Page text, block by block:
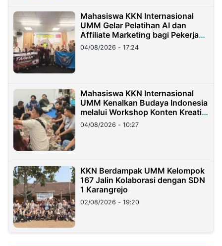
Mahasiswa KKN Internasional
UMM Gelar Pelatihan AI dan
Affiliate Marketing bagi Pekerja
Migran Indonesia di Taiwan
04/08/2026 - 17:24
Mahasiswa KKN Internasional
UMM Kenalkan Budaya Indonesia
melalui Workshop Konten Kreatif
di Taiwan
04/08/2026 - 10:27
KKN Berdampak UMM Kelompok
167 Jalin Kolaborasi dengan SDN
1 Karangrejo
02/08/2026 - 19:20